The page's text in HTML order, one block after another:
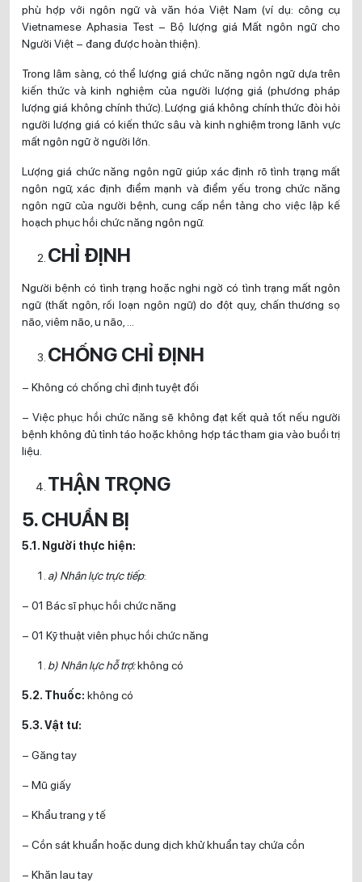
phù hợp với ngôn ngữ và văn hóa Việt Nam (ví dụ: công cụ
Vietnamese Aphasia Test – Bộ lượng giá Mất ngôn ngữ cho
Người Việt – đang được hoàn thiện).
Trong lâm sàng, có thể lượng giá chức năng ngôn ngữ dựa trên
kiến thức và kinh nghiệm của người lượng giá (phương pháp
lượng giá không chính thức). Lượng giá không chính thức đòi hỏi
người lượng giá có kiến thức sâu và kinh nghiệm trong lãnh vực
mất ngôn ngữ ở người lớn.
Lượng giá chức năng ngôn ngữ giúp xác định rõ tình trạng mất
ngôn ngữ, xác định điểm mạnh và điểm yếu trong chức năng
ngôn ngữ của người bệnh, cung cấp nền tảng cho việc lập kế
hoạch phục hồi chức năng ngôn ngữ.
CHỈ ĐỊNH
Người bệnh có tình trạng hoặc nghi ngờ có tình trạng mất ngôn
ngữ (thất ngôn, rối loạn ngôn ngữ) do đột quỵ, chấn thương sọ
não, viêm não, u não, …
CHỐNG CHỈ ĐỊNH
– Không có chống chỉ định tuyệt đối
– Việc phục hồi chức năng sẽ không đạt kết quả tốt nếu người
bệnh không đủ tỉnh táo hoặc không hợp tác tham gia vào buổi trị
liệu.
THẬN TRỌNG
5. CHUẨN BỊ
5.1. Người thực hiện:
a) Nhân lực trực tiếp:
– 01 Bác sĩ phục hồi chức năng
– 01 Kỹ thuật viên phục hồi chức năng
b) Nhân lực hỗ trợ:không có
5.2. Thuốc: không có
5.3. Vật tư:
– Găng tay
– Mũ giấy
– Khẩu trang y tế
– Cồn sát khuẩn hoặc dung dịch khử khuẩn tay chứa cồn
– Khăn lau tay